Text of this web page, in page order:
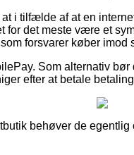
i tilfælde af at en
for det meste være et
forsvarer køber imod
Som alternativ
efter at betale
behøver de